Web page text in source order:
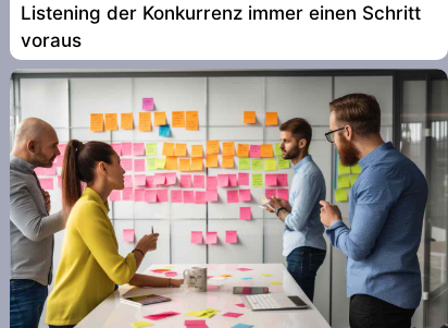
Listening der Konkurrenz immer einen Schritt
voraus